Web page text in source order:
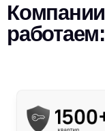
работаем: